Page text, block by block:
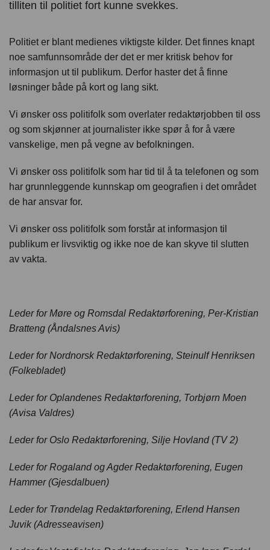
tilliten til politiet fort kunne svekkes.
Politiet er blant medienes viktigste kilder. Det finnes knapt
noe samfunnsområde der det er mer kritisk behov for
informasjon ut til publikum. Derfor haster det å finne
løsninger både på kort og lang sikt.
Vi ønsker oss politifolk som overlater redaktørjobben til oss
og som skjønner at journalister ikke spør å for å være
vanskelige, men på vegne av befolkningen.
Vi ønsker oss politifolk som har tid til å ta telefonen og som
har grunnleggende kunnskap om geografien i det området
de har ansvar for.
Vi ønsker oss politifolk som forstår at informasjon til
publikum er livsviktig og ikke noe de kan skyve til slutten
av vakta.
Leder for Møre og Romsdal Redaktørforening, Per-Kristian
Bratteng (Åndalsnes Avis)
Leder for Nordnorsk Redaktørforening, Steinulf Henriksen
(Folkebladet)
Leder for Oplandenes Redaktørforening, Torbjørn Moen
(Avisa Valdres)
Leder for Oslo Redaktørforening, Silje Hovland (TV 2)
Leder for Rogaland og Agder Redaktørforening, Eugen
Hammer (Gjesdalbuen)
Leder for Trøndelag Redaktørforening, Erlend Hansen
Juvik (Adresseavisen)